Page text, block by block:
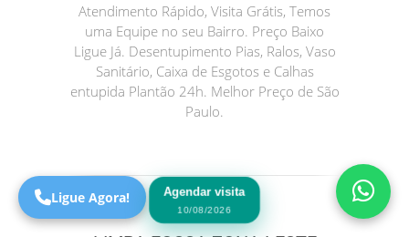
Atendimento Rápido, Visita Grátis, Temos
uma Equipe no seu Bairro. Preço Baixo
Ligue Já. Desentupimento Pias, Ralos, Vaso
Sanitário, Caixa de Esgotos e Calhas
entupida Plantão 24h. Melhor Preço de São
Paulo.
Agendar visita
10/08/2026
Precisa de Ajuda?
Online
São Paulo! Precisa de
Ligue Agora!